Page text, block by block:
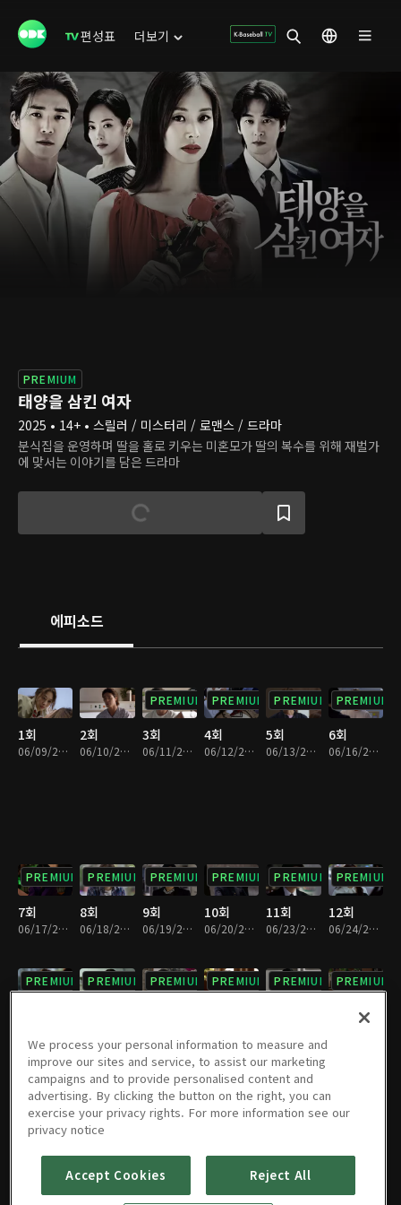
편성표 더보기
PREMIUM
태양을 삼킨 여자
2025 • 14+ • 스릴러 / 미스터리 / 로맨스 / 드라마
분식집을 운영하며 딸을 홀로 키우는 미혼모가 딸의 복수를 위해 재벌가
에 맞서는 이야기를 담은 드라마
에피소드
1회
06/09/2025 • 31분
2회
06/10/2025 • 31분
PREMIUM
3회
06/11/2025 • 29분
PREMIUM
4회
06/12/2025 • 29분
PREMIUM
5회
06/13/2025 • 29분
PREMIUM
6회
06/16/2025 • 29분
PREMIUM
7회
06/17/2025 • 29분
PREMIUM
8회
06/18/2025 • 29분
PREMIUM
9회
06/19/2025 • 29분
PREMIUM
10회
06/20/2025 • 29분
PREMIUM
11회
06/23/2025 • 29분
PREMIUM
12회
06/24/2025 • 28분
PREMIUM PREMIUM PREMIUM PREMIUM PREMIUM PREMIUM
PREMIUM
19회
07/03/2025 • 29분
PREMIUM
20회
PREMIUM
21회
PREMIUM
22회
PREMIUM
23회 24회
PREMIUM PREMIUM
We process your personal information to measure and
improve our sites and service, to assist our marketing
campaigns and to provide personalised content and
advertising. By clicking the button on the right, you can
exercise your privacy rights. For more information see our
privacy notice
Accept Cookies Reject All